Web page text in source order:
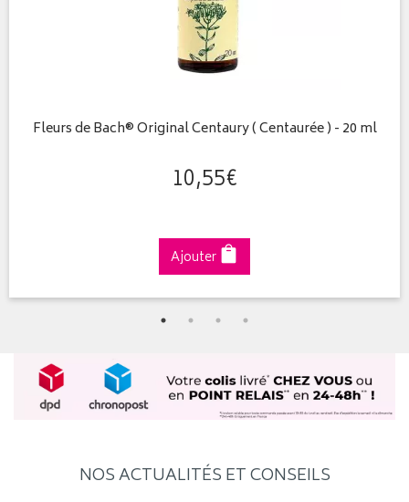
Fleurs de Bach® Original Centaury ( Centaurée ) - 20 ml
10,55€
Ajouter
NOS ACTUALITÉS ET CONSEILS